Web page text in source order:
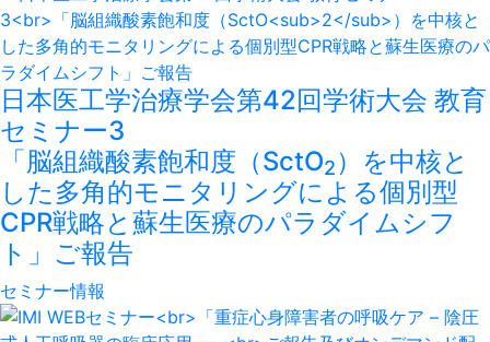
日本医工学治療学会第42回学術大会 教育
セミナー3
「脳組織酸素飽和度（SctO2）を中核と
した多角的モニタリングによる個別型
CPR戦略と蘇生医療のパラダイムシフ
ト」ご報告
セミナー情報